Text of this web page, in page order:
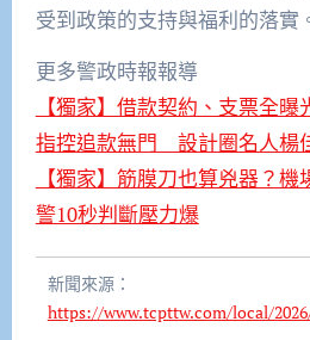
受到政策的支持與福利的落實
更多警政時報報導
【獨家】借款契約、支票全
指控追款無門 設計圈名人楊
【獨家】筋膜刀也算兇器？
警10秒判斷壓力爆
新聞來源：
https://www.tcpttw.com/local/